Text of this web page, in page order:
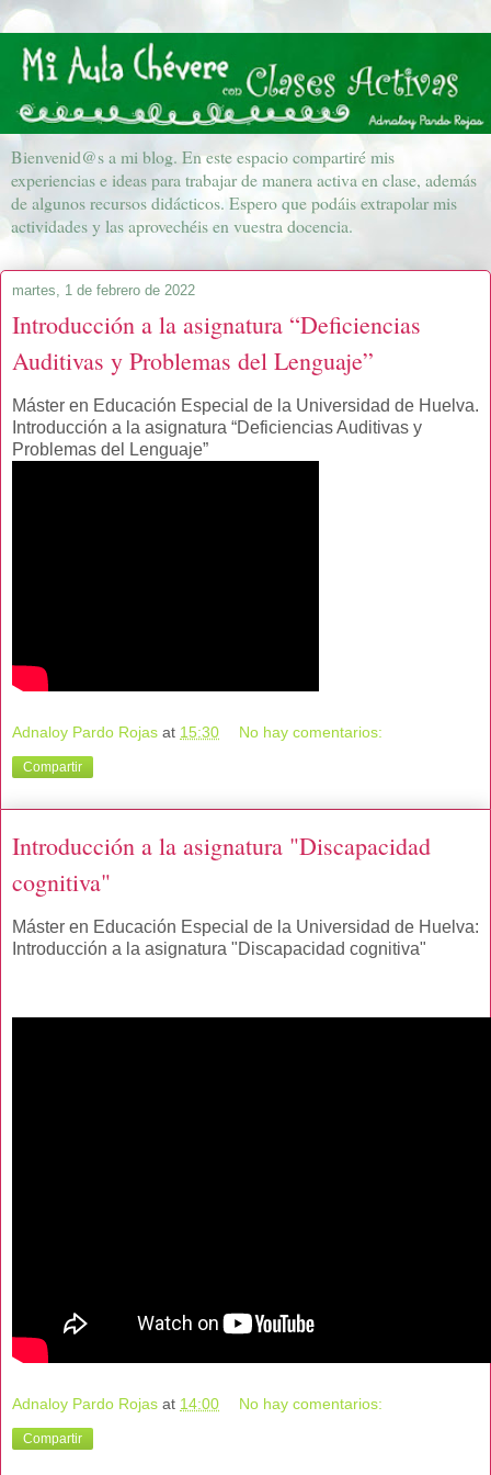
Bienvenid@s a mi blog. En este espacio compartiré mis
experiencias e ideas para trabajar de manera activa en clase, además
de algunos recursos didácticos. Espero que podáis extrapolar mis
actividades y las aprovechéis en vuestra docencia.
martes, 1 de febrero de 2022
Introducción a la asignatura “Deficiencias
Auditivas y Problemas del Lenguaje”
Máster en Educación Especial de la Universidad de Huelva.
Introducción a la asignatura “Deficiencias Auditivas y
Problemas del Lenguaje”
Adnaloy Pardo Rojas at 15:30 No hay comentarios:
Compartir
Introducción a la asignatura "Discapacidad
cognitiva"
Máster en Educación Especial de la Universidad de Huelva:
Introducción a la asignatura "Discapacidad cognitiva"
Adnaloy Pardo Rojas at 14:00 No hay comentarios:
Compartir